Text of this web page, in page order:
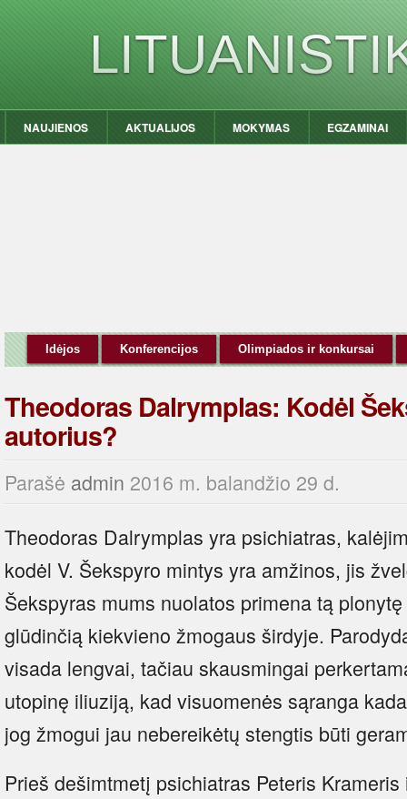
NAUJIENOS AKTUALIJOS MOKYMAS EGZAMINAI
Idėjos Konferencijos Olimpiados ir konkursai
Theodoras Dalrymplas: Kodėl
autorius?
Parašė admin 2016 m. balandžio 29 d.
Theodoras Dalrymplas yra psichiatras,
kodėl V. Šekspyro mintys yra amžinos, jis
Šekspyras mums nuolatos primena tą
glūdinčią kiekvieno žmogaus širdyje.
visada lengvai, tačiau skausmingai
utopinę iliuziją, kad visuomenės sąranga
jog žmogui jau nebereikėtų stengtis būti
Prieš dešimtmetį psichiatras Peteris